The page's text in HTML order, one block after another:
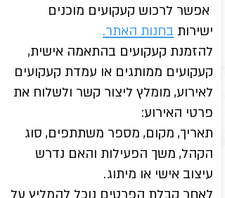
אפשר לרכוש קעקועים מוכנים
ישירות בחנות האתר.
להזמנת קעקועים בהתאמה אישית,
קעקועים ממותגים או עמדת קעקועים
לאירוע, מומלץ ליצור קשר ולשלוח את
פרטי האירוע:
תאריך, מקום, מספר משתתפים, סוג
הקהל, משך הפעילות והאם נדרש
עיצוב אישי או מיתוג.